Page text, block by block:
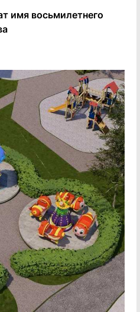
имя восьмилетнего